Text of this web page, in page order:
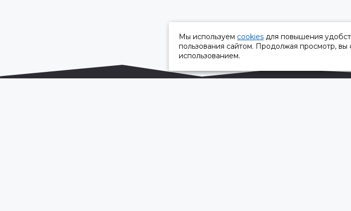
Мы используем cookies для повышения
пользования сайтом. Продолжая просмотр, вы
использованием.